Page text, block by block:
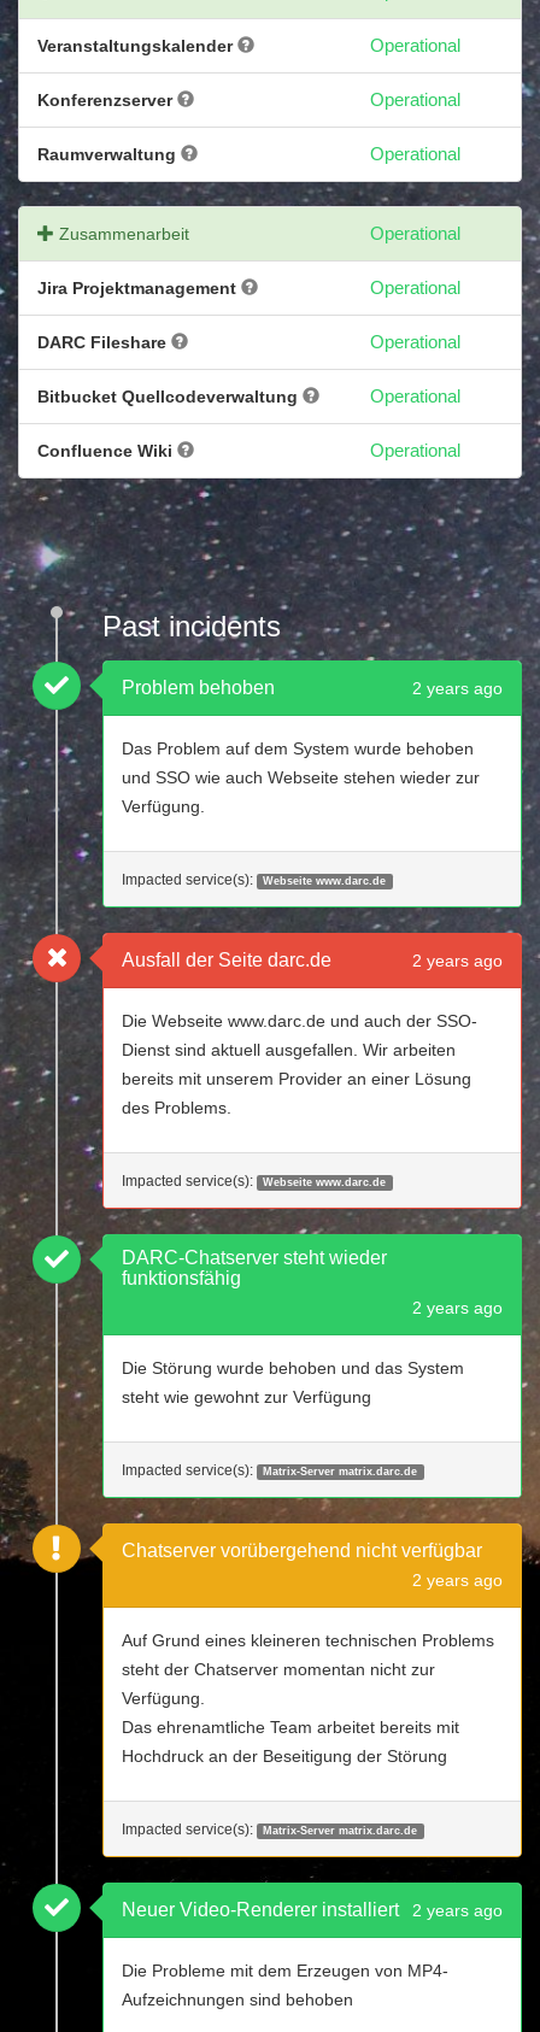
Veranstaltungskalender Operational
Konferenzserver Operational
Raumverwaltung Operational
Zusammenarbeit Operational
Jira Projektmanagement Operational
DARC Fileshare Operational
Bitbucket Quellcodeverwaltung Operational
Confluence Wiki Operational
Past incidents
Problem behoben 2 years ago
Das Problem auf dem System wurde behoben
und SSO wie auch Webseite stehen wieder zur
Verfügung.
Impacted service(s): Webseite www.darc.de
Ausfall der Seite darc.de 2 years ago
Die Webseite www.darc.de und auch der SSO-
Dienst sind aktuell ausgefallen. Wir arbeiten
bereits mit unserem Provider an einer Lösung
des Problems.
Impacted service(s): Webseite www.darc.de
DARC-Chatserver steht wieder
funktionsfähig
2 years ago
Die Störung wurde behoben und das System
steht wie gewohnt zur Verfügung
Impacted service(s): Matrix-Server matrix.darc.de
Chatserver vorübergehend nicht verfügbar
2 years ago
Auf Grund eines kleineren technischen Problems
steht der Chatserver momentan nicht zur
Verfügung.
Das ehrenamtliche Team arbeitet bereits mit
Hochdruck an der Beseitigung der Störung
Impacted service(s): Matrix-Server matrix.darc.de
Neuer Video-Renderer installiert 2 years ago
Die Probleme mit dem Erzeugen von MP4-
Aufzeichnungen sind behoben